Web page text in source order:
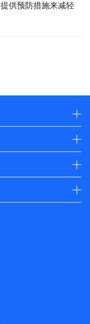
供预防措施来减轻